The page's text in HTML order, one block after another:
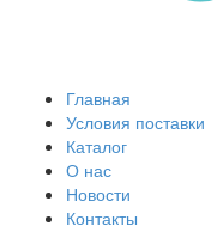
Главная
Условия поставки
Каталог
О нас
Новости
Контакты